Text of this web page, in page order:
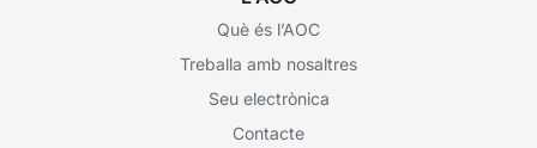
Què és l’AOC
Treballa amb nosaltres
Seu electrònica
Contacte